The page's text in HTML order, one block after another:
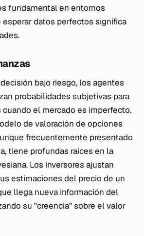
fundamental en entornos
datos perfectos significa
bajo riesgo, los agentes
probabilidades subjetivas para
el mercado es imperfecto.
de valoración de opciones
frecuentemente presentado
tiene profundas raíces en la
Los inversores ajustan
estimaciones del precio de un
llega nueva información del
su "creencia" sobre el valor